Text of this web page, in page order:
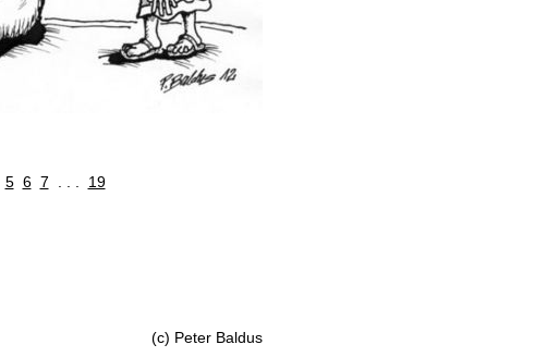
5 6 7 19
(c) Peter Baldus